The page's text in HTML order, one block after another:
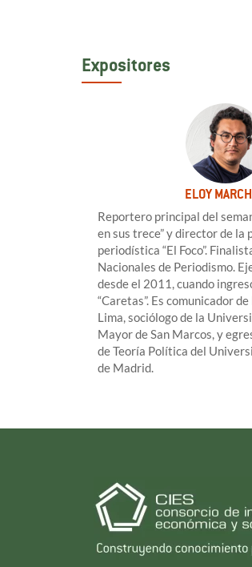
Expositores
ELOY
Reportero principal del
en sus trece” y director de la
periodística “El Foco”.
Nacionales de Periodismo.
desde el 2011, cuando
“Caretas”. Es comunicador
Lima, sociólogo de la
Mayor de San Marcos, y
de Teoría Política del
de Madrid.